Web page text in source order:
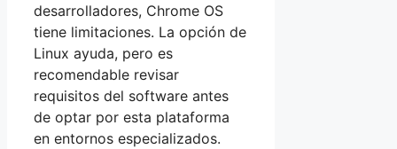
desarrolladores, Chrome OS
tiene limitaciones. La opción de
Linux ayuda, pero es
recomendable revisar
requisitos del software antes
de optar por esta plataforma
en entornos especializados.